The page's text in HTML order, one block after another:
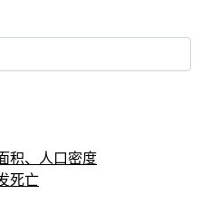
积、人口密度
死亡